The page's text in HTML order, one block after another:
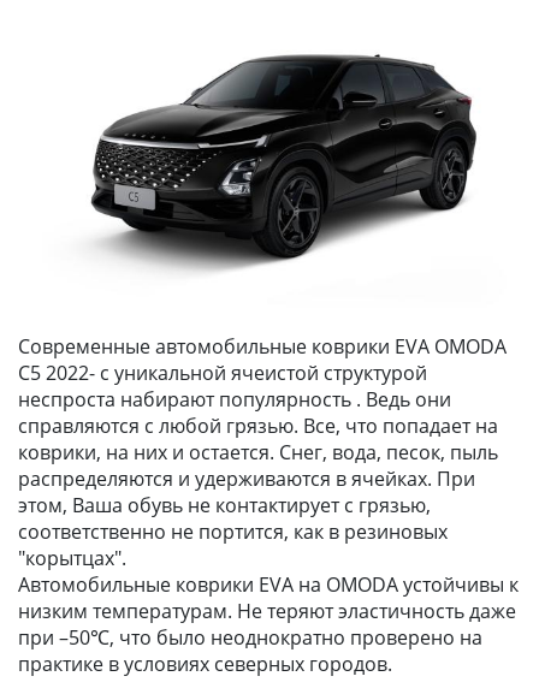
Современные автомобильные коврики EVA OMODA
C5 2022- с уникальной ячеистой структурой
неспроста набирают популярность . Ведь они
справляются с любой грязью. Все, что попадает на
коврики, на них и остается. Снег, вода, песок, пыль
распределяются и удерживаются в ячейках. При
этом, Ваша обувь не контактирует с грязью,
соответственно не портится, как в резиновых
"корытцах".
Автомобильные коврики EVA на OMODA устойчивы к
низким температурам. Не теряют эластичность даже
при –50℃, что было неоднократно проверено на
практике в условиях северных городов.